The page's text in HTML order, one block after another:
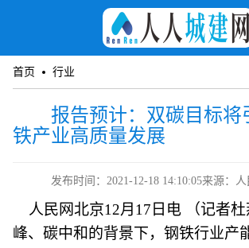
首页 行业
报告预计：双碳目标将
铁产业高质量发展
发布时间：2021-12-18 14:10:05来源：
人民网北京12月17日电 （记者
峰、碳中和的背景下，钢铁行业产